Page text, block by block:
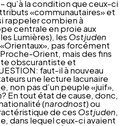
qu’à la condition que ceux-ci
«communautaires» et
rappeler combien à
centrale en proie aux
Lumières), les Ostjuden
pas forcément
Proche-Orient, mais des fins
obscurantiste et
faut-il à nouveau
une lecture lacunaire
non pas d’un peuple «juif»,
? En tout état de cause, donc,
(narodnost) ou
de ces Ostjuden,
dans lequel ceux-ci avaient